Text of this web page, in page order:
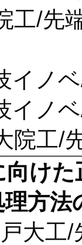
工/先
イノ
イノ
院工/
向け
方法
大工